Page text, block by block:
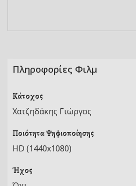
Πληροφορίες Φιλμ
Κάτοχος
Χατζηδάκης Γιώργος
Ποιότητα Ψηφιοποίησης
HD (1440x1080)
Ήχος